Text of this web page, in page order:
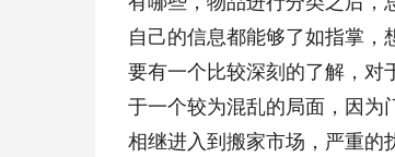
自己的信息都能够了如指掌
要有一个比较深刻的了解，对
于一个较为混乱的局面，因为
相继进入到搬家市场，严重的